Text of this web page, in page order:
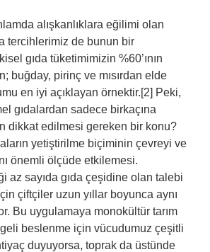
alışkanlıklara eğilimi olan
tercihlerimiz de bunun bir
gıda tüketimimizin %60’ının
buğday, pirinç ve mısırdan elde
en iyi açıklayan örnektir.[2] Peki,
gıdalardan sadece birkaçına
dikkat edilmesi gereken bir konu?
yetiştirilme biçiminin çevreyi ve
önemli ölçüde etkilemesi.
az sayıda gıda çeşidine olan talebi
çiftçiler uzun yıllar boyunca aynı
Bu uygulamaya monokültür tarım
beslenme için vücudumuz çeşitli
duyuyorsa, toprak da üstünde